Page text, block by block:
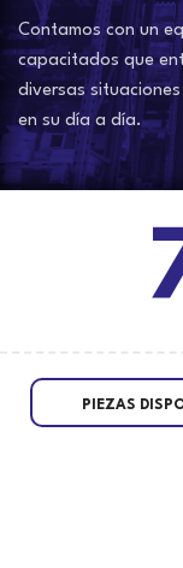
Contamos con un
capacitados que
diversas
en su día a día.
PIEZAS